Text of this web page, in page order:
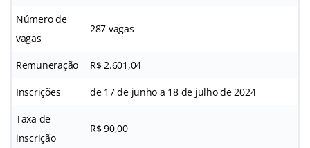
Número de
vagas
287 vagas
Remuneração R$ 2.601,04
Inscrições de 17 de junho a 18 de julho de 2024
Taxa de
inscrição
R$ 90,00